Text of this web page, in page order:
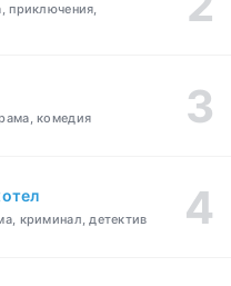
приключения,
комедия
криминал, детектив